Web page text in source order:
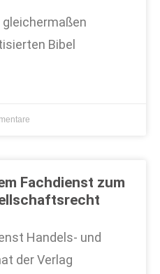
Bibel
Fachdienst zum
Handels- und
der Verlag